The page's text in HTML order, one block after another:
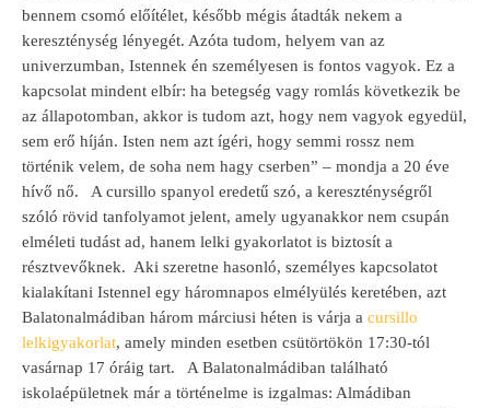
bennem csomó előítélet, később mégis átadták nekem a
kereszténység lényegét. Azóta tudom, helyem van az
univerzumban, Istennek én személyesen is fontos vagyok. Ez a
kapcsolat mindent elbír: ha betegség vagy romlás következik be
az állapotomban, akkor is tudom azt, hogy nem vagyok egyedül,
sem erő híján. Isten nem azt ígéri, hogy semmi rossz nem
történik velem, de soha nem hagy cserben” – mondja a 20 éve
hívő nő.
A cursillo spanyol eredetű szó, a kereszténységről
szóló rövid tanfolyamot jelent, amely ugyanakkor nem csupán
elméleti tudást ad, hanem lelki gyakorlatot is biztosít a
résztvevőknek. Aki szeretne hasonló, személyes kapcsolatot
kialakítani Istennel egy háromnapos elmélyülés keretében, azt
Balatonalmádiban három márciusi héten is várja a cursillo
lelkigyakorlat, amely minden esetben csütörtökön 17:30-tól
vasárnap 17 óráig tart.
A Balatonalmádiban található
iskolaépületnek már a történelme is izgalmas: Almádiban